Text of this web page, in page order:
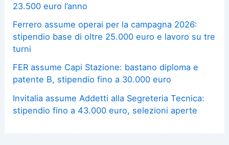
23.500 euro l’anno
Ferrero assume operai per la campagna 2026:
stipendio base di oltre 25.000 euro e lavoro su tre
turni
FER assume Capi Stazione: bastano diploma e
patente B, stipendio fino a 30.000 euro
Invitalia assume Addetti alla Segreteria Tecnica:
stipendio fino a 43.000 euro, selezioni aperte